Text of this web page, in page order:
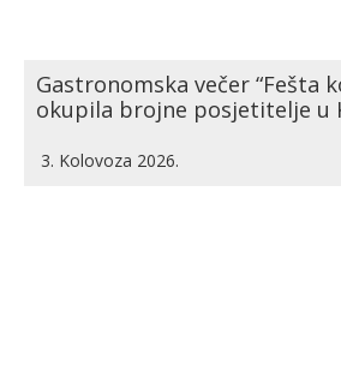
Gastronomska večer “Fešta
okupila brojne posjetitelje u
3. Kolovoza 2026.